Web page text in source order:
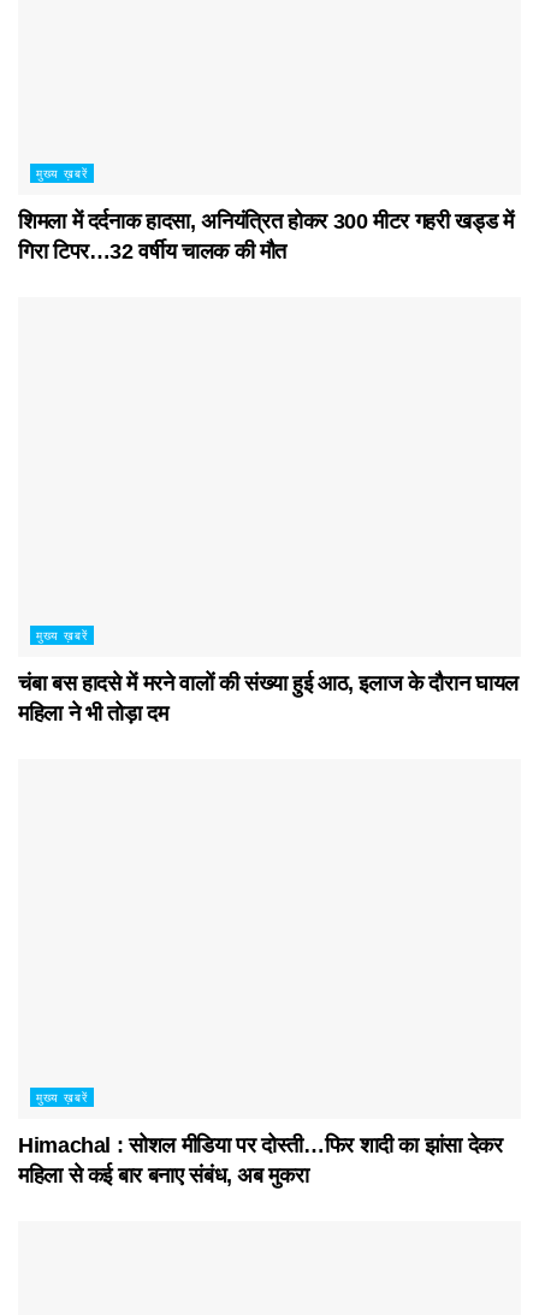
मुख्य ख़बरें
शिमला में दर्दनाक हादसा, अनियंत्रित होकर 300 मीटर गहरी खड्ड में
गिरा टिपर…32 वर्षीय चालक की मौत
मुख्य ख़बरें
चंबा बस हादसे में मरने वालों की संख्या हुई आठ, इलाज के दौरान घायल
महिला ने भी तोड़ा दम
मुख्य ख़बरें
Himachal : सोशल मीडिया पर दोस्ती…फिर शादी का झांसा देकर
महिला से कई बार बनाए संबंध, अब मुकरा